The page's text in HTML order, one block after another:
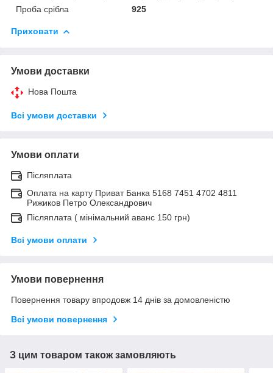
Проба срібла
925
Приховати
Умови доставки
Нова Пошта
Всі умови доставки
Умови оплати
Післяплата
Оплата на карту Приват Банка 5168 7451 4702 4811
Рижиков Петро Олександрович
Післяплата ( мінімальний аванс 150 грн)
Всі умови оплати
Умови повернення
Повернення товару впродовж 14 днів за домовленістю
Всі умови повернення
З цим товаром також замовляють